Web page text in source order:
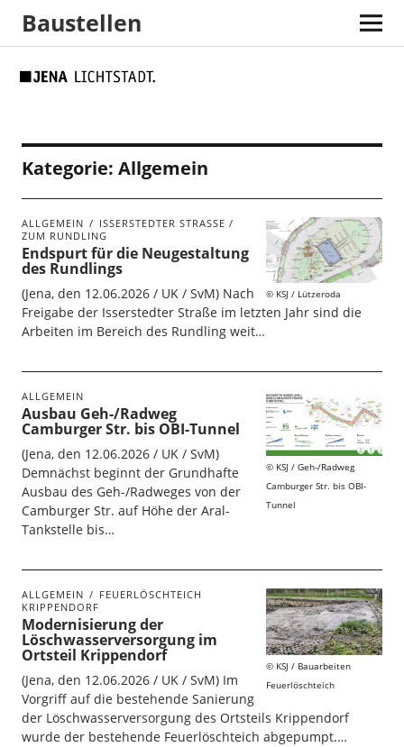
map
Baustellen
Kategorie: Allgemein
KSJ / Lützeroda
ALLGEMEIN
ISSERSTEDTER STRASSE / Z
UM RUNDLING
Endspurt für die Neugestaltung
des Rundlings
(Jena, den 12.06.2026 / UK / SvM) Nach
Freigabe der Isserstedter Straße im letzten Jahr sind die
Arbeiten im Bereich des Rundling weit…
KSJ / Geh-/Radweg
Camburger Str. bis OBI-
Tunnel
ALLGEMEIN
Ausbau Geh-/Radweg
Camburger Str. bis OBI-Tunnel
(Jena, den 12.06.2026 / UK / SvM)
Demnächst beginnt der Grundhafte
Ausbau des Geh-/Radweges von der
Camburger Str. auf Höhe der Aral-
Tankstelle bis…
KSJ / Bauarbeiten
Feuerlöschteich
ALLGEMEIN
FEUERLÖSCHTEICH
KRIPPENDORF
Modernisierung der
Löschwasserversorgung im
Ortsteil Krippendorf
(Jena, den 12.06.2026 / UK / SvM) Im
Vorgriff auf die bestehende Sanierung
der Löschwasserversorgung des Ortsteils Krippendorf
wurde der bestehende Feuerlöschteich abgepumpt.…